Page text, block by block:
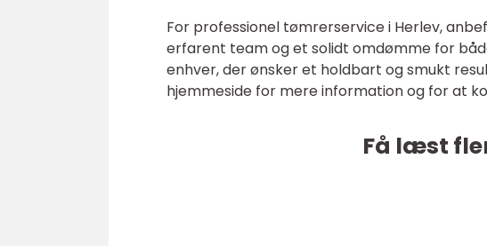
For professionel tømrerservice i Herlev,
erfarent team og et solidt omdømme for
enhver, der ønsker et holdbart og smukt
hjemmeside for mere information og for at
Få læst